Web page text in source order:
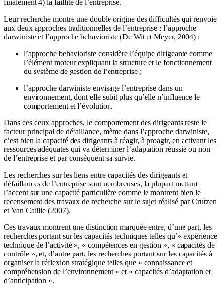
finalement 4) la faillite de l’entreprise.
Leur recherche montre une double origine des difficultés qui renvoie
aux deux approches traditionnelles de l’entreprise : l’approche
darwiniste et l’approche behavioriste (De Wit et Meyer, 2004) :
l’approche behavioriste considère l’équipe dirigeante comme
l’élément moteur expliquant la structure et le fonctionnement
du système de gestion de l’entreprise ;
l’approche darwiniste envisage l’entreprise dans un
environnement, dont elle subit plus qu’elle n’influence le
comportement et l’évolution.
Dans ces deux approches, le comportement des dirigeants reste le
facteur principal de défaillance, même dans l’approche darwiniste,
c’est bien la capacité des dirigeants à réagir, à proagir, en activant les
ressources adéquates qui va déterminer l’adaptation réussie ou non
de l’entreprise et par conséquent sa survie.
Les recherches sur les liens entre capacités des dirigeants et
défaillances de l’entreprise sont nombreuses, la plupart mettant
l’accent sur une capacité particulière comme le montrent bien le
recensement des travaux de recherche sur le sujet réalisé par Crutzen
et Van Caillie (2007).
Ces travaux montrent une distinction marquée entre, d’une part, les
recherches portant sur les capacités techniques telles qu’« expérience
technique de l’activité », « compétences en gestion », « capacités de
contrôle », et, d’autre part, les recherches portant sur les capacités à
organiser la réflexion stratégique telles que « connaissance et
compréhension de l’environnement » et « capacités d’adaptation et
d’anticipation ».